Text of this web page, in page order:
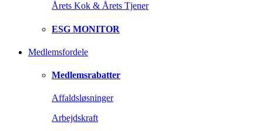
Årets Kok & Årets Tjener
ESG MONITOR
Medlemsfordele
Medlemsrabatter
Affaldsløsninger
Arbejdskraft